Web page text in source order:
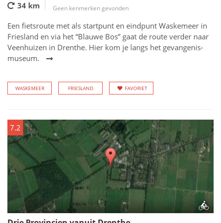
34 km Geen kenmerken gevonden
Een fietsroute met als startpunt en eindpunt Waskemeer in
Friesland en via het “Blauwe Bos” gaat de route verder naar
Veenhuizen in Drenthe. Hier kom je langs het gevangenis-
museum.
WASKEMEER FRIESLAND FAVORIET
7.2